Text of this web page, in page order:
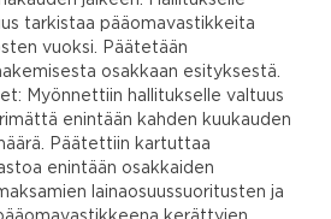
tarkistaa pääomavastikkeita
vuoksi. Päätetään
osakkaan esityksestä.
Myönnettiin hallitukselle valtuus
enintään kahden kuukauden
Päätettiin kartuttaa
enintään osakkaiden
lainaosuussuoritusten ja